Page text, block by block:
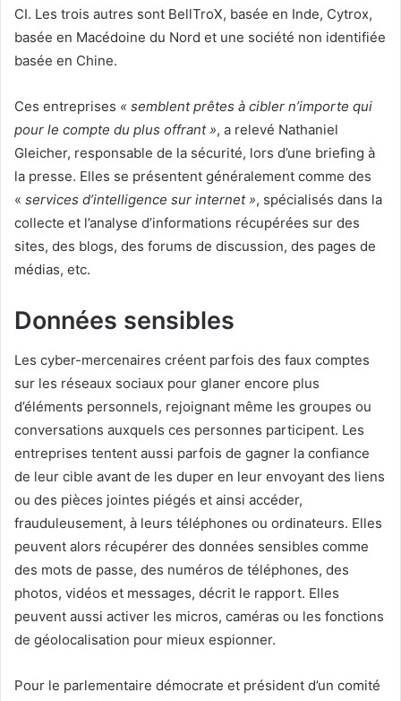
CI. Les trois autres sont BellTroX, basée en Inde, Cytrox,
basée en Macédoine du Nord et une société non identifiée
basée en Chine.
Ces entreprises « semblent prêtes à cibler n’importe qui
pour le compte du plus offrant », a relevé Nathaniel
Gleicher, responsable de la sécurité, lors d’une briefing à
la presse. Elles se présentent généralement comme des
« services d’intelligence sur internet », spécialisés dans la
collecte et l’analyse d’informations récupérées sur des
sites, des blogs, des forums de discussion, des pages de
médias, etc.
Données sensibles
Les cyber-mercenaires créent parfois des faux comptes
sur les réseaux sociaux pour glaner encore plus
d’éléments personnels, rejoignant même les groupes ou
conversations auxquels ces personnes participent. Les
entreprises tentent aussi parfois de gagner la confiance
de leur cible avant de les duper en leur envoyant des liens
ou des pièces jointes piégés et ainsi accéder,
frauduleusement, à leurs téléphones ou ordinateurs. Elles
peuvent alors récupérer des données sensibles comme
des mots de passe, des numéros de téléphones, des
photos, vidéos et messages, décrit le rapport. Elles
peuvent aussi activer les micros, caméras ou les fonctions
de géolocalisation pour mieux espionner.
Pour le parlementaire démocrate et président d’un comité